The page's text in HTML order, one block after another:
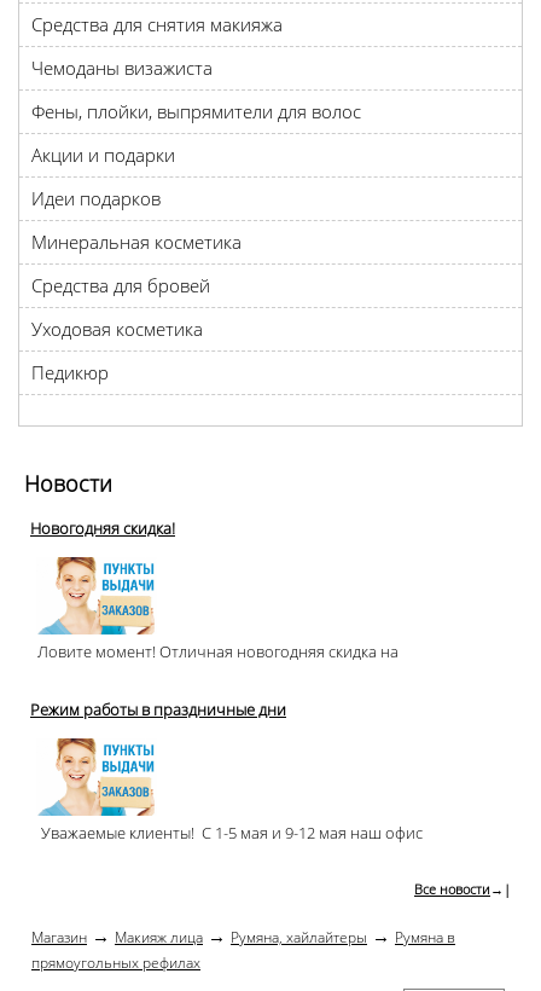
Средства для снятия макияжа
Чемоданы визажиста
Фены, плойки, выпрямители для волос
Акции и подарки
Идеи подарков
Минеральная косметика
Средства для бровей
Уходовая косметика
Педикюр
Новости
Новогодняя скидка!
Ловите момент! Отличная новогодняя скидка на
Режим работы в праздничные дни
Уважаемые клиенты! С 1-5 мая и 9-12 мая наш офис
Все новости →|
Магазин → Макияж лица → Румяна, хайлайтеры → Румяна в
прямоугольных рефилах